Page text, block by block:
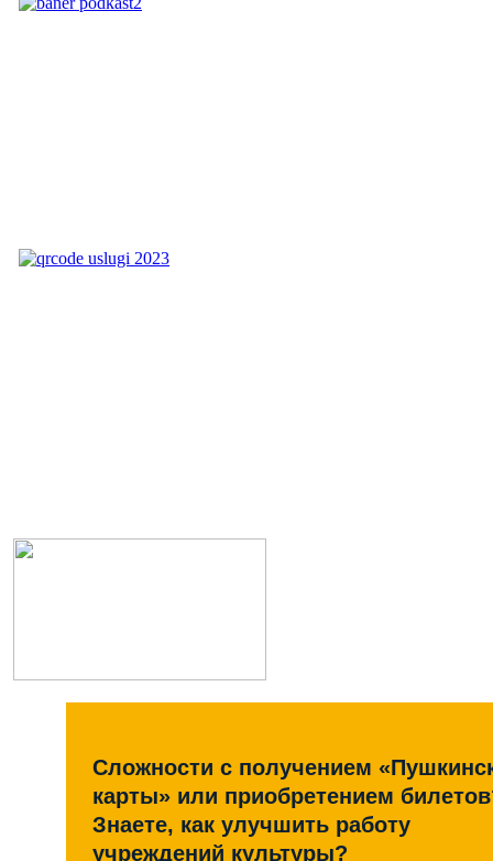
Сложности с получением
карты» или приобретением
Знаете, как улучшить работу
учреждений культуры?